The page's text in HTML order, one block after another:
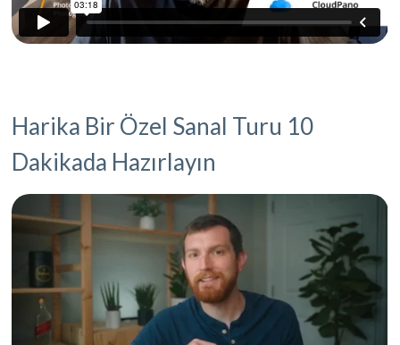
Harika Bir Özel Sanal Turu 10
Dakikada Hazırlayın